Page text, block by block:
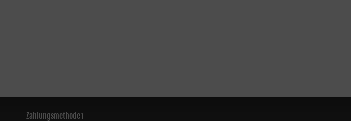
Zahlungsmethoden